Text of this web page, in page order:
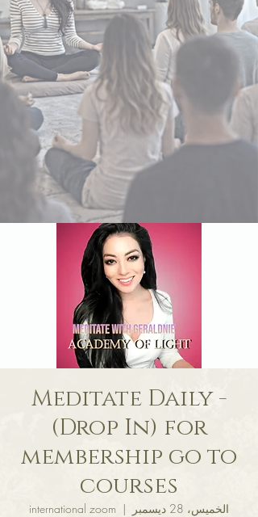
Meditate Daily -
(Drop In) for
membership go to
courses
الخميس، 28 ديسمبر
  |
international zoom